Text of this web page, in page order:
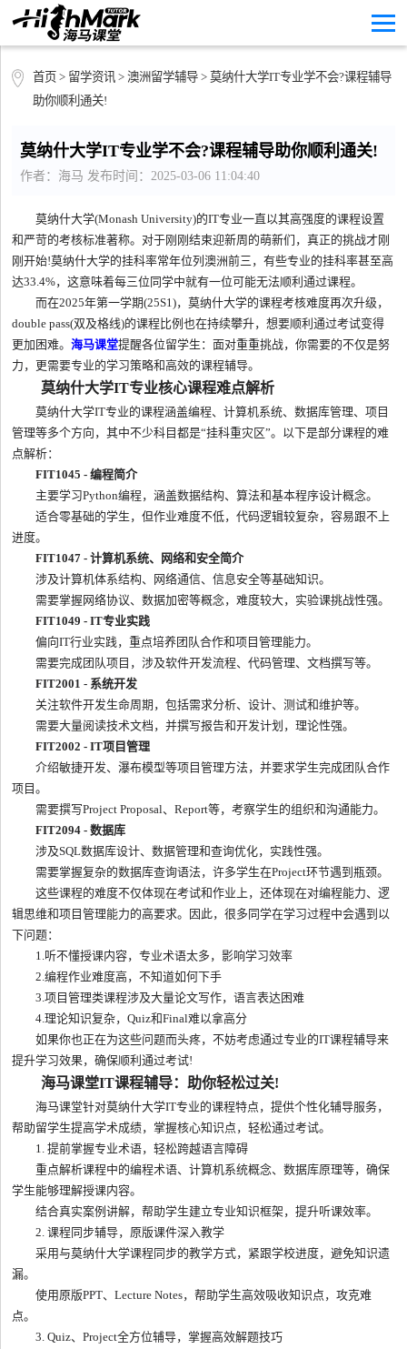
首页 > 留学资讯> 澳洲留学辅导> 莫纳什大学IT专业学不会?课程辅导
助你顺利通关!
莫纳什大学IT专业学不会?课程辅导助你顺利通关!
作者：海马 发布时间：2025-03-06 11:04:40
莫纳什大学(Monash University)的IT专业一直以其高强度的课程设置
和严苛的考核标准著称。对于刚刚结束迎新周的萌新们，真正的挑战才刚
刚开始!莫纳什大学的挂科率常年位列澳洲前三，有些专业的挂科率甚至高
达33.4%，这意味着每三位同学中就有一位可能无法顺利通过课程。
而在2025年第一学期(25S1)，莫纳什大学的课程考核难度再次升级，
double pass(双及格线)的课程比例也在持续攀升，想要顺利通过考试变得
更加困难。海马课堂提醒各位留学生：面对重重挑战，你需要的不仅是努
力，更需要专业的学习策略和高效的课程辅导。
莫纳什大学IT专业核心课程难点解析
莫纳什大学IT专业的课程涵盖编程、计算机系统、数据库管理、项目
管理等多个方向，其中不少科目都是“挂科重灾区”。以下是部分课程的难
点解析：
FIT1045 - 编程简介
主要学习Python编程，涵盖数据结构、算法和基本程序设计概念。
适合零基础的学生，但作业难度不低，代码逻辑较复杂，容易跟不上
进度。
FIT1047 - 计算机系统、网络和安全简介
涉及计算机体系结构、网络通信、信息安全等基础知识。
需要掌握网络协议、数据加密等概念，难度较大，实验课挑战性强。
FIT1049 - IT专业实践
偏向IT行业实践，重点培养团队合作和项目管理能力。
需要完成团队项目，涉及软件开发流程、代码管理、文档撰写等。
FIT2001 - 系统开发
关注软件开发生命周期，包括需求分析、设计、测试和维护等。
需要大量阅读技术文档，并撰写报告和开发计划，理论性强。
FIT2002 - IT项目管理
介绍敏捷开发、瀑布模型等项目管理方法，并要求学生完成团队合作
项目。
需要撰写Project Proposal、Report等，考察学生的组织和沟通能力。
FIT2094 - 数据库
涉及SQL数据库设计、数据管理和查询优化，实践性强。
需要掌握复杂的数据库查询语法，许多学生在Project环节遇到瓶颈。
这些课程的难度不仅体现在考试和作业上，还体现在对编程能力、逻
辑思维和项目管理能力的高要求。因此，很多同学在学习过程中会遇到以
下问题：
1.听不懂授课内容，专业术语太多，影响学习效率
2.编程作业难度高，不知道如何下手
3.项目管理类课程涉及大量论文写作，语言表达困难
4.理论知识复杂，Quiz和Final难以拿高分
如果你也正在为这些问题而头疼，不妨考虑通过专业的IT课程辅导来
提升学习效果，确保顺利通过考试!
海马课堂IT课程辅导：助你轻松过关!
海马课堂针对莫纳什大学IT专业的课程特点，提供个性化辅导服务，
帮助留学生提高学术成绩，掌握核心知识点，轻松通过考试。
1. 提前掌握专业术语，轻松跨越语言障碍
重点解析课程中的编程术语、计算机系统概念、数据库原理等，确保
学生能够理解授课内容。
结合真实案例讲解，帮助学生建立专业知识框架，提升听课效率。
2. 课程同步辅导，原版课件深入教学
采用与莫纳什大学课程同步的教学方式，紧跟学校进度，避免知识遗
漏。
使用原版PPT、Lecture Notes，帮助学生高效吸收知识点，攻克难
点。
3. Quiz、Project全方位辅导，掌握高效解题技巧